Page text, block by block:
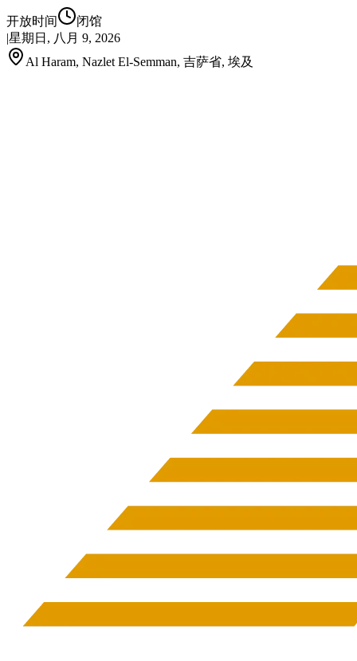
开放时间
闭馆
|星期日, 八月 9, 2026
Al Haram, Nazlet El-Semman, 吉萨省, 埃及